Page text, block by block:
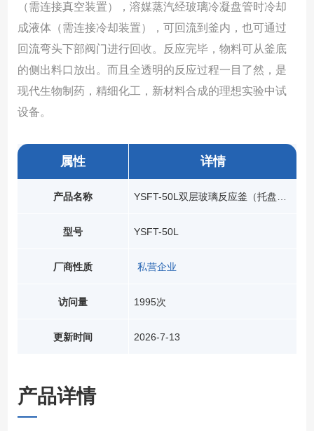
（需连接真空装置），溶媒蒸汽经玻璃冷凝盘管时冷却
成液体（需连接冷却装置），可回流到釜内，也可通过
回流弯头下部阀门进行回收。反应完毕，物料可从釜底
的侧出料口放出。而且全透明的反应过程一目了然，是
现代生物制药，精细化工，新材料合成的理想实验中试
设备。
属性
产品名称
型号
厂商性质
访问量
更新时间
详情
YSFT-50L双层玻璃反应釜（托盘型）
YSFT-50L
私营企业
1995次
2026-7-13
产品详情